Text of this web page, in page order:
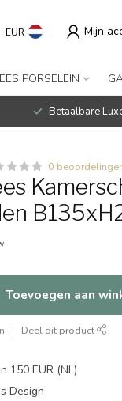
EUR Mijn
PORSELEIN
Betaalbare
0
Toevoegen aan
Deel dit product
150 EUR (NL)
Design